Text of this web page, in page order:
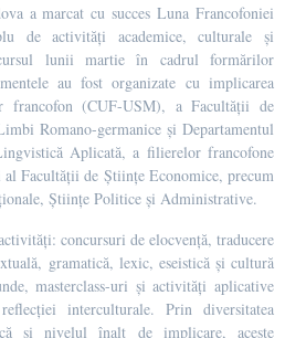
a marcat cu succes Luna Francofoniei
de activități academice, culturale și
lunii martie în cadrul formărilor
au fost organizate cu implicarea
francofon (CUF-USM), a Facultății de
Romano-germanice și Departamentul
Aplicată, a filierelor francofone
Facultății de Științe Economice, precum
Științe Politice și Administrative.
concursuri de elocvență, traducere
gramatică, lexic, eseistică și cultură
masterclass-uri și activități aplicative
interculturale. Prin diversitatea
și nivelul înalt de implicare, aceste